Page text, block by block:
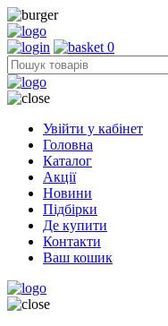
0
Увійти у кабінет
Головна
Каталог
Акції
Новини
Підбірки
Де купити
Контакти
Ваш кошик